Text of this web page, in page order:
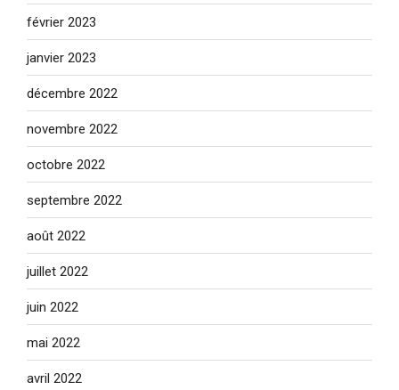
février 2023
janvier 2023
décembre 2022
novembre 2022
octobre 2022
septembre 2022
août 2022
juillet 2022
juin 2022
mai 2022
avril 2022